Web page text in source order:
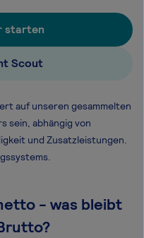
starten
Scout
auf unseren gesammelten
sein, abhängig von
und Zusatzleistungen.
- was bleibt